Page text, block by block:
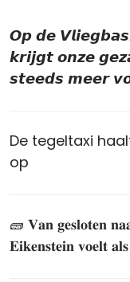
𝙊𝙥 𝙙𝙚
𝙠𝙧𝙞𝙟𝙜𝙩 𝙤𝙣𝙯𝙚
𝙨𝙩𝙚𝙚𝙙𝙨 𝙢𝙚𝙚𝙧
De tegeltaxi
op
🧱 𝐕𝐚𝐧 𝐠𝐞𝐬𝐥𝐨𝐭𝐞𝐧
𝐄𝐢𝐤𝐞𝐧𝐬𝐭𝐞𝐢𝐧 𝐯𝐨𝐞𝐥𝐭